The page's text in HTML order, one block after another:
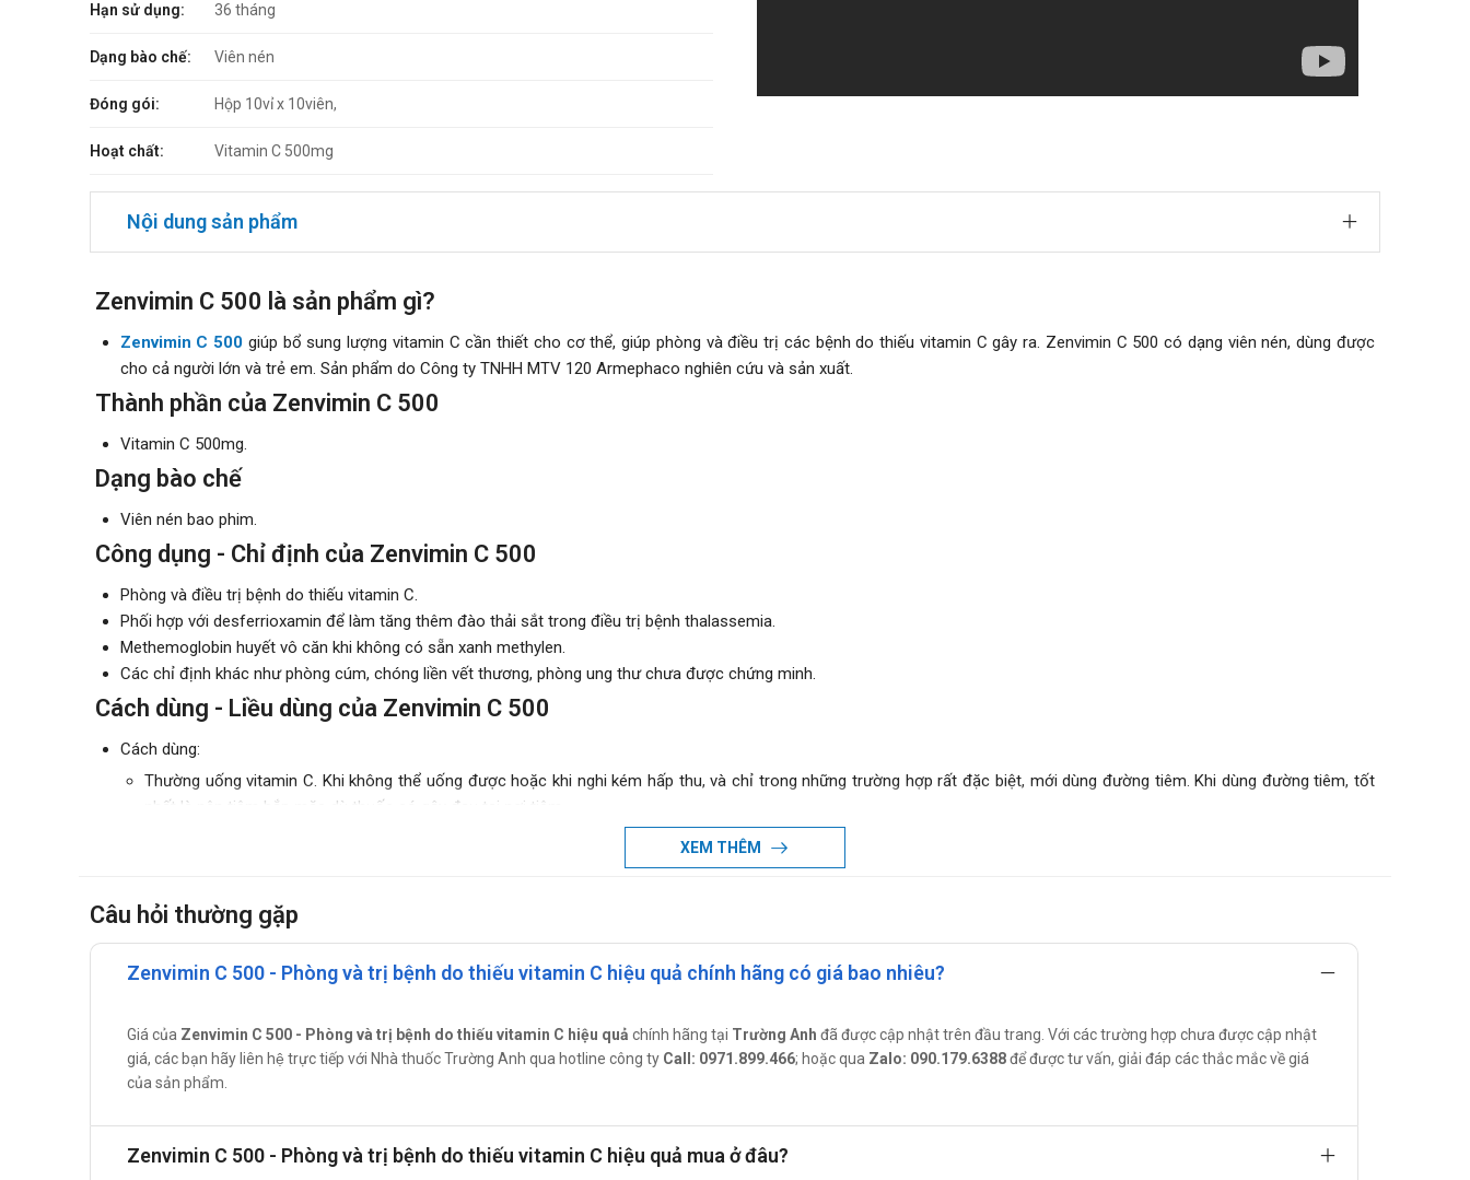
Hạn sử dụng: 36 tháng
Dạng bào chế: Viên nén
Đóng gói: Hộp 10vỉ x 10viên,
Hoạt chất: Vitamin C 500mg
Nội dung sản phẩm
Zenvimin C 500 là sản phẩm gì?
Zenvimin C 500 giúp bổ sung lượng vitamin C cần thiết cho cơ thể, giúp phòng và điều trị các bệnh do thiếu vitamin C gây ra. Zenvimin C 500 có dạng viên nén, dùng được
cho cả người lớn và trẻ em. Sản phẩm do Công ty TNHH MTV 120 Armephaco nghiên cứu và sản xuất.
Thành phần của Zenvimin C 500
Vitamin C 500mg.
Dạng bào chế
Viên nén bao phim.
Công dụng - Chỉ định của Zenvimin C 500
Phòng và điều trị bệnh do thiếu vitamin C.
Phối hợp với desferrioxamin để làm tăng thêm đào thải sắt trong điều trị bệnh thalassemia.
Methemoglobin huyết vô căn khi không có sẵn xanh methylen.
Các chỉ định khác như phòng cúm, chóng liền vết thương, phòng ung thư chưa được chứng minh.
Cách dùng - Liều dùng của Zenvimin C 500
Cách dùng:
Thường uống vitamin C. Khi không thể uống được hoặc khi nghi kém hấp thu, và chỉ trong những trường hợp rất đặc biệt, mới dùng đường tiêm. Khi dùng đường tiêm, tốt
nhất là nên tiêm bắp mặc dù thuốc có gây đau tại nơi tiêm.
Dự phòng:
25 - 75mg/ ngày (người lớn và trẻ em).
Ðiều trị:
Trẻ em: 100 - 300mg/ ngày chia thành nhiều liều nhỏ, uống ít nhất trong 2 tuần.
Phối hợp với desferrioxamin để tăng thêm đào thải sắt (do tăng tác dụng chelat - hóa của desferrioxamin): Liều 100 - 200mg/ ngày.
Methemoglobin - huyết khi không có sẵn xanh methylen: 300 - 600mg/ ngày chia thành liều nhỏ.
Chống chỉ định dùng vitamin C liều cao cho người bị thiếu hụt glucose - 6 - phosphat dehydrogenase (G6PD) (nguy cơ thiếu máu huyết tán) người có tiền sử sỏi thận, tăng
XEM THÊM
Câu hỏi thường gặp
Zenvimin C 500 - Phòng và trị bệnh do thiếu vitamin C hiệu quả chính hãng có giá bao nhiêu?
Giá của Zenvimin C 500 - Phòng và trị bệnh do thiếu vitamin C hiệu quả chính hãng tại Trường Anh đã được cập nhật trên đầu trang. Với các trường hợp chưa được cập nhật
giá, các bạn hãy liên hệ trực tiếp với Nhà thuốc Trường Anh qua hotline công ty Call: 0971.899.466; hoặc qua Zalo: 090.179.6388để được tư vấn, giải đáp các thắc mắc về giá
của sản phẩm.
Zenvimin C 500 - Phòng và trị bệnh do thiếu vitamin C hiệu quả mua ở đâu?